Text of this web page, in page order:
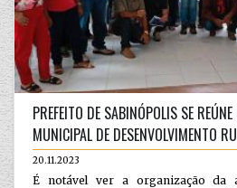
PREFEITO DE SABINÓPOLIS SE
MUNICIPAL DE DESENVOLVIMENTO
20.11.2023
É notável ver a organização da